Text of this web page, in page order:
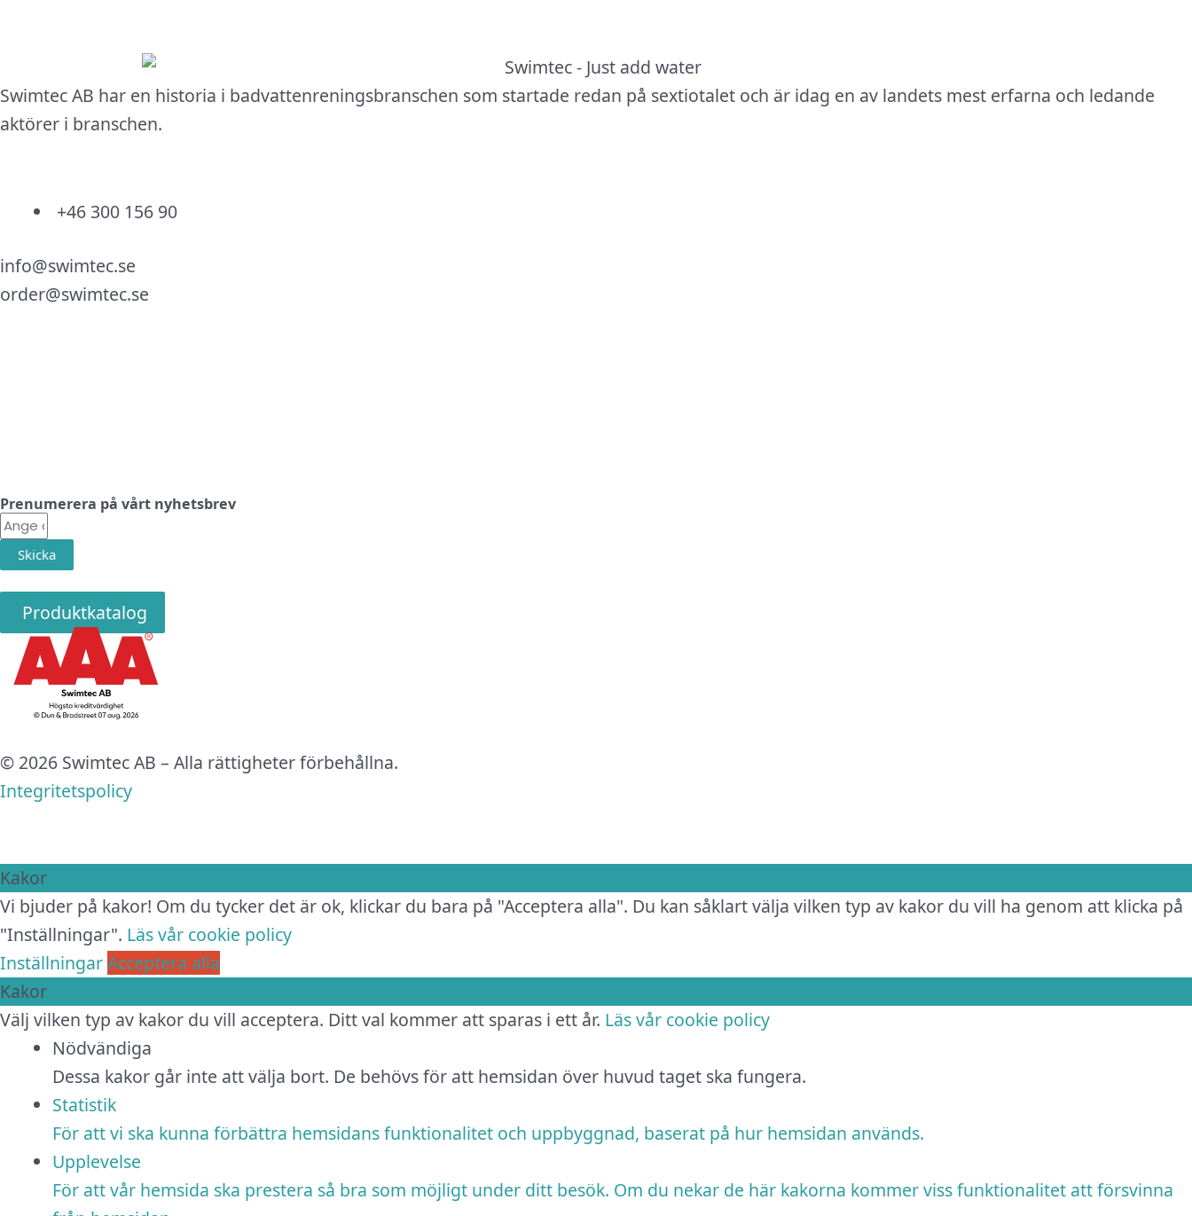
Swimtec AB har en historia i badvattenreningsbranschen som startade redan på sextiotalet och är idag en av landets mest erfarna och ledande
aktörer i branschen.
+46 300 156 90
info@swimtec.se
order@swimtec.se
Prenumerera på vårt nyhetsbrev
E-
postSkicka
Produktkatalog
© 2026 Swimtec AB – Alla rättigheter förbehållna.
Integritetspolicy
Kakor
Vi bjuder på kakor! Om du tycker det är ok, klickar du bara på "Acceptera alla". Du kan såklart välja vilken typ av kakor du vill ha genom att klicka på
"Inställningar". Läs vår cookie policy
InställningarAcceptera alla
Kakor
Välj vilken typ av kakor du vill acceptera. Ditt val kommer att sparas i ett år. Läs vår cookie policy
Nödvändiga
Dessa kakor går inte att välja bort. De behövs för att hemsidan över huvud taget ska fungera.
Statistik
För att vi ska kunna förbättra hemsidans funktionalitet och uppbyggnad, baserat på hur hemsidan används.
Upplevelse
För att vår hemsida ska prestera så bra som möjligt under ditt besök. Om du nekar de här kakorna kommer viss funktionalitet att försvinna